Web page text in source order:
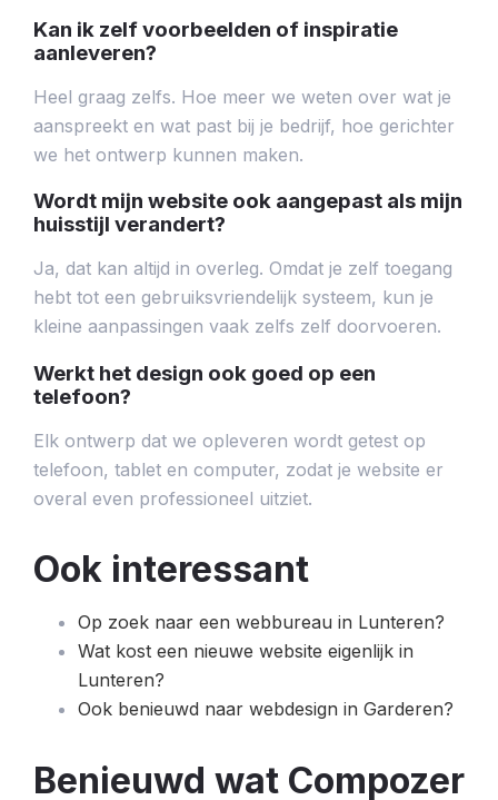
Kan ik zelf voorbeelden of inspiratie
aanleveren?
Heel graag zelfs. Hoe meer we weten over wat je
aanspreekt en wat past bij je bedrijf, hoe gerichter
we het ontwerp kunnen maken.
Wordt mijn website ook aangepast als mijn
huisstijl verandert?
Ja, dat kan altijd in overleg. Omdat je zelf toegang
hebt tot een gebruiksvriendelijk systeem, kun je
kleine aanpassingen vaak zelfs zelf doorvoeren.
Werkt het design ook goed op een
telefoon?
Elk ontwerp dat we opleveren wordt getest op
telefoon, tablet en computer, zodat je website er
overal even professioneel uitziet.
Ook interessant
Op zoek naar een webbureau in Lunteren?
Wat kost een nieuwe website eigenlijk in
Lunteren?
Ook benieuwd naar webdesign in Garderen?
Benieuwd wat Compozer